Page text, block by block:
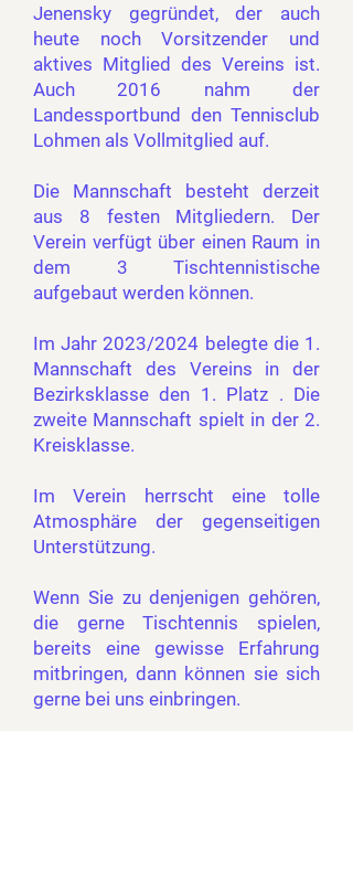
Jenensky gegründet, der auch
heute noch Vorsitzender und
aktives Mitglied des Vereins ist.
Auch 2016 nahm der
Landessportbund den Tennisclub
Lohmen als Vollmitglied auf.
Die Mannschaft besteht derzeit
aus 8 festen Mitgliedern. Der
Verein verfügt über einen Raum in
dem 3 Tischtennistische
aufgebaut werden können.
Im Jahr 2023/2024 belegte die 1.
Mannschaft des Vereins in der
Bezirksklasse den 1. Platz . Die
zweite Mannschaft spielt in der 2.
Kreisklasse.
Im Verein herrscht eine tolle
Atmosphäre der gegenseitigen
Unterstützung.
Wenn Sie zu denjenigen gehören,
die gerne Tischtennis spielen,
bereits eine gewisse Erfahrung
mitbringen, dann können sie sich
gerne bei uns einbringen.